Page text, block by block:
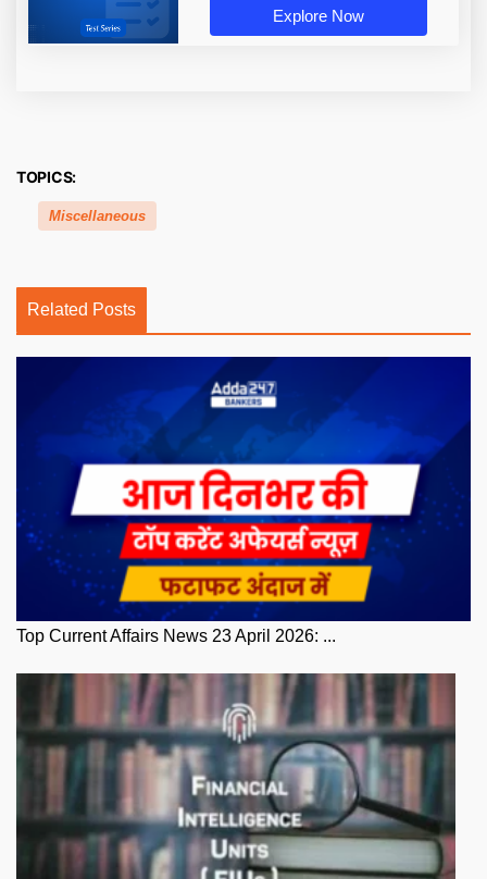
Explore Now
TOPICS:
Miscellaneous
Related Posts
Top Current Affairs News 23 April 2026: ...